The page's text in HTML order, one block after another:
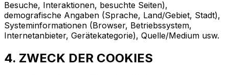
Besuche, Interaktionen, besuchte Seiten),
demografische Angaben (Sprache, Land/Gebiet, Stadt),
Systeminformationen (Browser, Betriebssystem,
Internetanbieter, Gerätekategorie), Quelle/Medium usw.
4. ZWECK DER COOKIES